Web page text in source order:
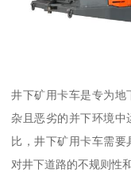
井下矿用卡车是专为地
杂且恶劣的并下环境中
比，井下矿用卡车需
对井下道路的不规则性